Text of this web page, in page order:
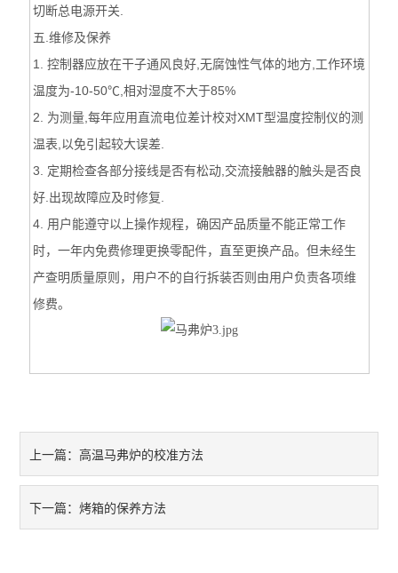
切断总电源开关.
五.维修及保养
1. 控制器应放在干子通风良好,无腐蚀性气体的地方,工作环境
温度为-10-50℃,相对湿度不大于85%
2. 为测量,每年应用直流电位差计校对XMT型温度控制仪的测
温表,以免引起较大误差.
3. 定期检查各部分接线是否有松动,交流接触器的触头是否良
好.出现故障应及时修复.
4. 用户能遵守以上操作规程，确因产品质量不能正常工作
时，一年内免费修理更换零配件，直至更换产品。但未经生
产查明质量原则，用户不的自行拆装否则由用户负责各项维
修费。
上一篇： 高温马弗炉的校准方法
下一篇：烤箱的保养方法